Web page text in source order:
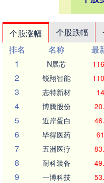
个股涨幅 个股跌幅
排名
名称 最
1
N展芯
2 锐翔智能
3 志特新材
4 博腾股份
5 近岸蛋白
6 毕得医药
7 五洲医疗
8 耐科装备
9 一博科技